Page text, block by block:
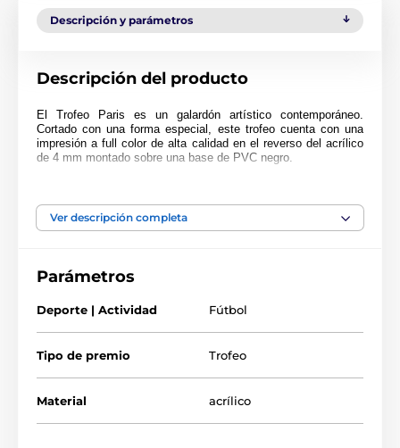
Descripción y parámetros
Descripción del producto
El Trofeo Paris es un galardón artístico contemporáneo.
Cortado con una forma especial, este trofeo cuenta con una
impresión a full color de alta calidad en el reverso del acrílico
de 4 mm montado sobre una base de PVC negro.
Trofeos para futbolistas
Trofeos de soccer
Ver descripción completa
Parámetros
Deporte | Actividad Fútbol
Tipo de premio Trofeo
Material acrílico